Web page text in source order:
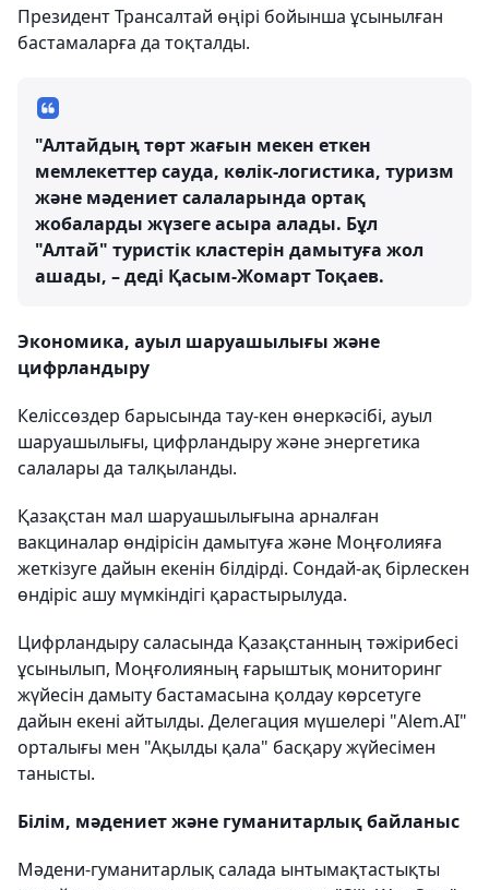
Президент Трансалтай өңірі бойынша ұсынылған
бастамаларға да тоқталды.
"Алтайдың төрт жағын мекен еткен
мемлекеттер сауда, көлік-логистика, туризм
және мәдениет салаларында ортақ
жобаларды жүзеге асыра алады. Бұл
"Алтай" туристік кластерін дамытуға жол
ашады, – деді Қасым-Жомарт Тоқаев.
Экономика, ауыл шаруашылығы және
цифрландыру
Келіссөздер барысында тау-кен өнеркәсібі, ауыл
шаруашылығы, цифрландыру және энергетика
салалары да талқыланды.
Қазақстан мал шаруашылығына арналған
вакциналар өндірісін дамытуға және Моңғолияға
жеткізуге дайын екенін білдірді. Сондай-ақ бірлескен
өндіріс ашу мүмкіндігі қарастырылуда.
Цифрландыру саласында Қазақстанның тәжірибесі
ұсынылып, Моңғолияның ғарыштық мониторинг
жүйесін дамыту бастамасына қолдау көрсетуге
дайын екені айтылды. Делегация мүшелері "Alem.AI"
орталығы мен "Ақылды қала" басқару жүйесімен
танысты.
Білім, мәдениет және гуманитарлық байланыс
Мәдени-гуманитарлық салада ынтымақтастықты